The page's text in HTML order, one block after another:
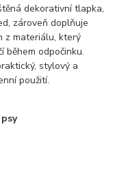
dekorativní tlapka,
zároveň doplňuje
z materiálu, který
během odpočinku.
stylový a
použití.